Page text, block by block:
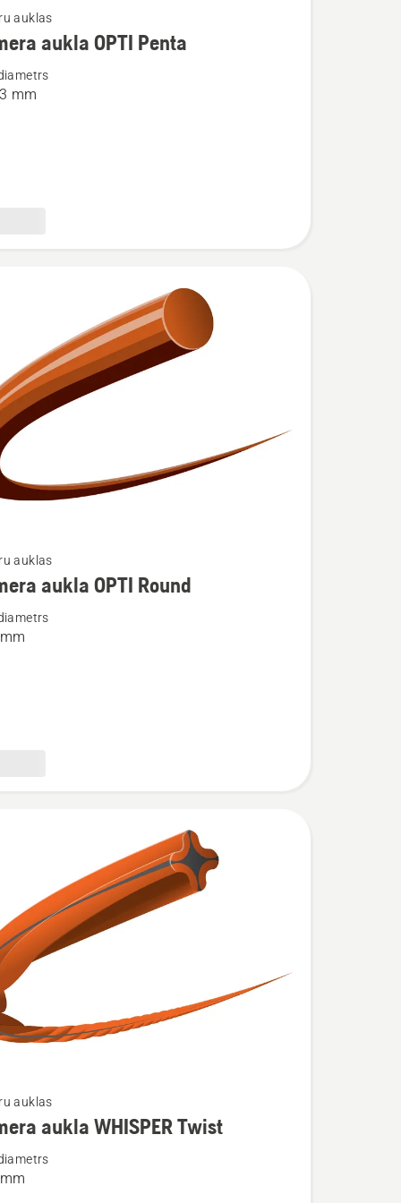
auklas
aukla OPTI Penta
mm
auklas
aukla OPTI Round
auklas
aukla WHISPER Twist